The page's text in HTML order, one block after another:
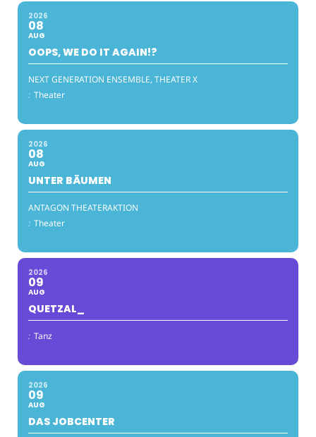
2026
08
AUG
OOPS, WE DO IT AGAIN!?
NEXT GENERATION ENSEMBLE, THEATER X
: Theater
2026
08
AUG
UNTER BÄUMEN
ANTAGON THEATERAKTION
: Theater
2026
09
AUG
QUETZAL_
: Tanz
2026
09
AUG
DAS JOBCENTER